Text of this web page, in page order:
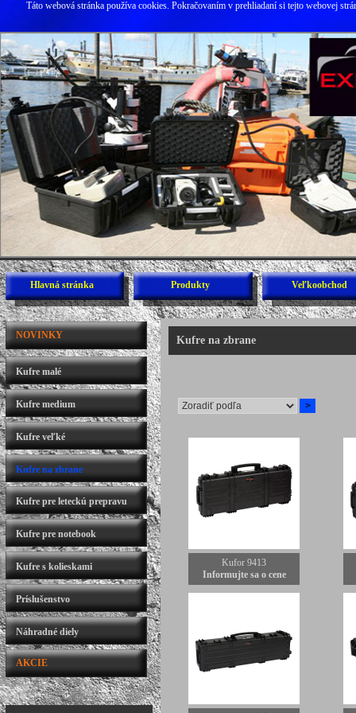
Táto webová stránka používa cookies. Pokračovaním v prehliadaní si tejto webovej
Hlavná stránka Produkty Veľkoobchod
NOVINKY
Kufre malé
Kufre medium
Kufre veľké
Kufre na zbrane
Kufre pre leteckú prepravu
Kufre pre notebook
Kufre s kolieskami
Príslušenstvo
Náhradné diely
AKCIE
Kufre na zbrane
Kufor 9413
Informujte sa o cene